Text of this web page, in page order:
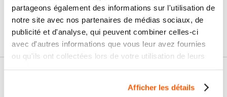
partageons également des informations sur l'utilisation de
notre site avec nos partenaires de médias sociaux, de
publicité et d'analyse, qui peuvent combiner celles-ci
avec d'autres informations que vous leur avez fournies
ou qu'ils ont collectées lors de votre utilisation de leurs
Afficher les détails
Garanties